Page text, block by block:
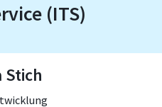
(ITS)
Stich